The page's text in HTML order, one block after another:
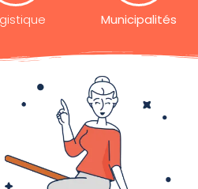
Municipalités